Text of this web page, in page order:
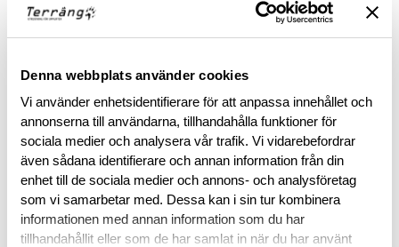
Denna webbplats använder cookies
Vi använder enhetsidentifierare för att anpassa innehållet och
annonserna till användarna, tillhandahålla funktioner för
sociala medier och analysera vår trafik. Vi vidarebefordrar
även sådana identifierare och annan information från din
enhet till de sociala medier och annons- och analysföretag
som vi samarbetar med. Dessa kan i sin tur kombinera
informationen med annan information som du har
tillhandahållit eller som de har samlat in när du har använt
SPECIFIKATIONER
RECENSIONER
OM VARUMÄRKET